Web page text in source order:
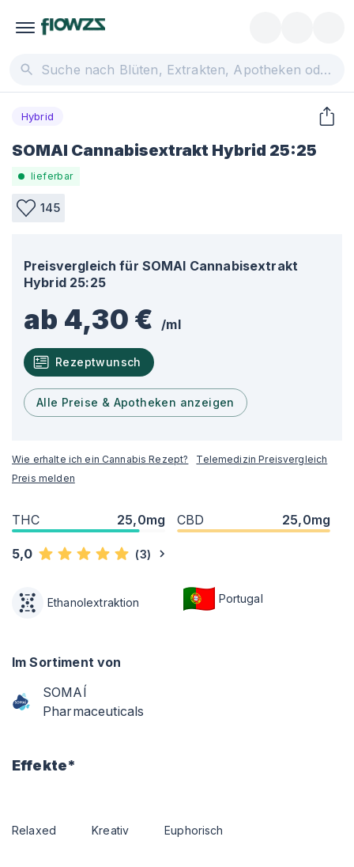
Hybrid
SOMAI Cannabisextrakt Hybrid 25:25
lieferbar
145
Preisvergleich für SOMAI Cannabisextrakt
Hybrid 25:25
ab 4,30 € /ml
Rezeptwunsch
Alle Preise & Apotheken anzeigen
Wie erhalte ich ein Cannabis Rezept?
Telemedizin Preisvergleich
Preis melden
THC 25,0mg CBD 25,0mg
5,0 (3)
Ethanolextraktion Portugal
Im Sortiment von
SOMAÍ
Pharmaceuticals
Effekte*
Relaxed Kreativ Euphorisch